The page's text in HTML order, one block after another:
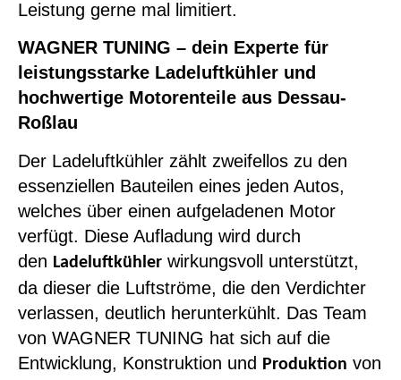
Leistung gerne mal limitiert.
WAGNER TUNING – dein Experte für
leistungsstarke Ladeluftkühler und
hochwertige Motorenteile aus Dessau-
Roßlau
Der Ladeluftkühler zählt zweifellos zu den
essenziellen Bauteilen eines jeden Autos,
welches über einen aufgeladenen Motor
verfügt. Diese Aufladung wird durch
den Ladeluftkühler wirkungsvoll unterstützt,
da dieser die Luftströme, die den Verdichter
verlassen, deutlich herunterkühlt. Das Team
von WAGNER TUNING hat sich auf die
Entwicklung, Konstruktion und Produktion von